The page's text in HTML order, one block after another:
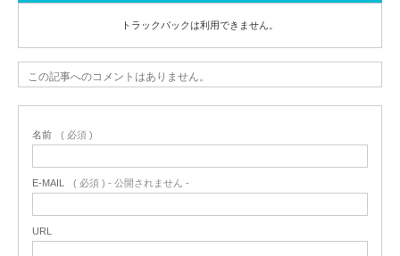
トラックバックは利用できません。
この記事へのコメントはありません。
名前 ( 必須 )
E-MAIL ( 必須 ) - 公開されません -
URL